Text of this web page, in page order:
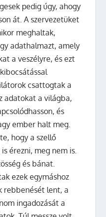
pedig úgy, ahogy
át. A szervezetüket
meghaltak,
adathalmazt, amely
a veszélyre, és ezt
csattogtak a
adatokat a világba,
és
ember halt meg.
hogy a szellő
érezni, meg nem is.
és bánat.
ezek egymáshoz
rebbenését lent, a
ingadozását a